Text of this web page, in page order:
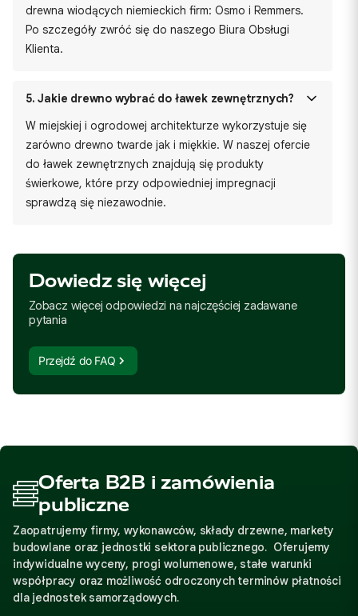
drewna wiodących niemieckich firm: Osmo i Remmers.
Po szczegóły zwróć się do naszego Biura Obsługi
Klienta.
5. Jakie drewno wybrać do ławek zewnętrznych?
W miejskiej i ogrodowej architekturze wykorzystuje się
zarówno drewno twarde jak i miękkie. W naszej ofercie
do ławek zewnętrznych znajdują się produkty
świerkowe, które przy odpowiedniej impregnacji
sprawdzą się niezawodnie.
Dowiedz się więcej
Zobacz więcej odpowiedzi na najczęściej zadawane
pytania
Przejdź do FAQ
Oferta B2B i zamówienia
publiczne
Zaopatrujemy firmy, wykonawców, składy drzewne, markety
budowlane oraz jednostki sektora publicznego. Oferujemy
indywidualne wyceny, progi wolumenowe, stałe warunki
współpracy oraz możliwość odroczonych terminów płatności
dla jednostek samorządowych.